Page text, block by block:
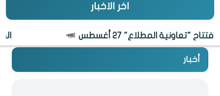
اخر الاخبار
"تعاونية المطلاع" 27 أغسطس
أخبار